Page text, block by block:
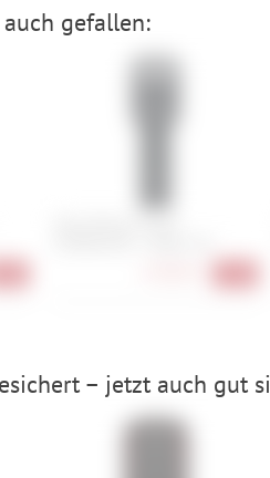
gefallen:
– jetzt auch gut